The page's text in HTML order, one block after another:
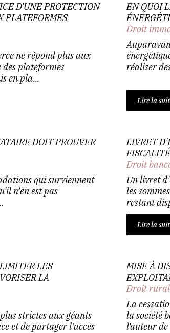
D’UNE PROTECTION
PLATEFORMES
ne répond plus aux
des plateformes
en pla...
EN QUOI
Droit
réaliser
Lire la
DOIT PROUVER
qui surviennent
n'en est pas
LIVRET
FISCALITÉ
Droit
Un livret
les
restant
Lire la
LES
LA
strictes aux géants
et de partager l'accès
MISE À
Droit rural
La
la société
l’auteur